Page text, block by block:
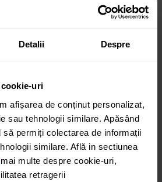
Detalii Despre
uri
afișarea de conținut personalizat,
sau tehnologii similare. Apăsând
permiți colectarea de informații
similare. Află in sectiunea
mai multe despre cookie-uri,
retragerii
suplimentare
ÎN COȘ
O ÎNTÂLNIRE